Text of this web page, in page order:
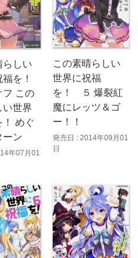
らしい
を！
フ この
い世界
！ めぐ
ーン
年07月01
この素晴らしい
世界に祝福
を！ ５ 爆裂紅
魔にレッツ＆ゴ
ー！！
発売日 : 2014年09月01
日